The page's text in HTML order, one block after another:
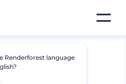
Renderforest language